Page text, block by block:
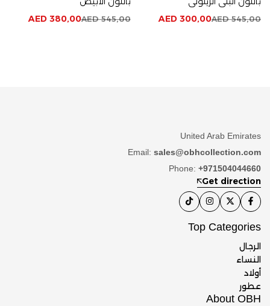
AED545,00
AED 300,00
AED545,00
AED380,00
United Arab Emirates
Email: sales@obhcollection.com
Phone: +971504044660
Get direction
Top Categories
الرجال
النساء
أولاد
عطور
About OBH